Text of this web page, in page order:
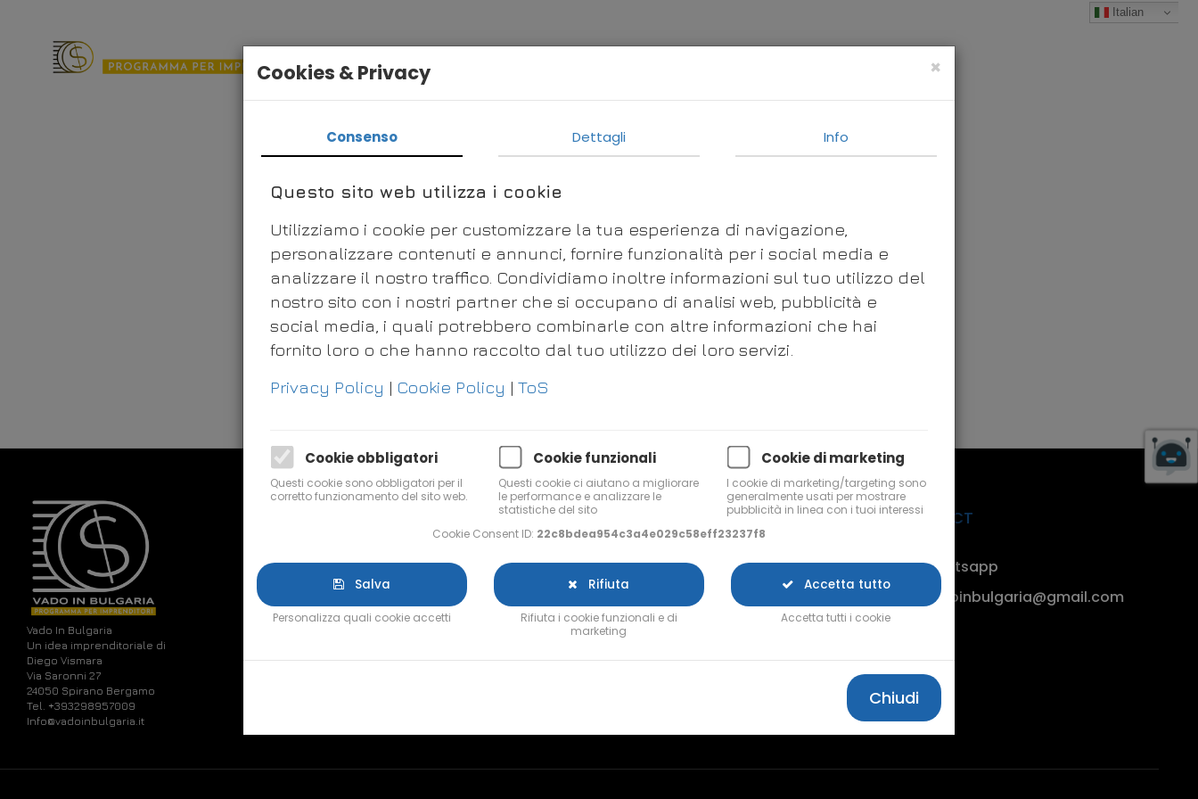
Italian
Vado In Bulgaria
Un idea imprenditoriale di
Diego Vismara
Via Saronni 27
24050 Spirano Bergamo
Tel. +393298957009
Info@vadoinbulgaria.it
About
Showcase
Blog
Facebook
Youtube
CONNECT
Whatsapp
vadoinbulgaria@gmail.com
×
Cookies & Privacy
Consenso Dettagli Info
Questo sito web utilizza i cookie
Utilizziamo i cookie per customizzare la tua esperienza di navigazione,
personalizzare contenuti e annunci, fornire funzionalità per i social media e
analizzare il nostro traffico. Condividiamo inoltre informazioni sul tuo utilizzo del
nostro sito con i nostri partner che si occupano di analisi web, pubblicità e
social media, i quali potrebbero combinarle con altre informazioni che hai
fornito loro o che hanno raccolto dal tuo utilizzo dei loro servizi.
Privacy Policy | Cookie Policy | ToS
Cookie obbligatori
Questi cookie sono obbligatori per il
corretto funzionamento del sito web.
Cookie funzionali
Questi cookie ci aiutano a migliorare
le performance e analizzare le
statistiche del sito
Cookie di marketing
I cookie di marketing/targeting sono
generalmente usati per mostrare
pubblicità in linea con i tuoi interessi
Cookie Consent ID: 22c8bdea954c3a4e029c58eff23237f8
Salva
Personalizza quali cookie accetti
Rifiuta
Rifiuta i cookie funzionali e di
marketing
Accetta tutto
Accetta tutti i cookie
Chiudi